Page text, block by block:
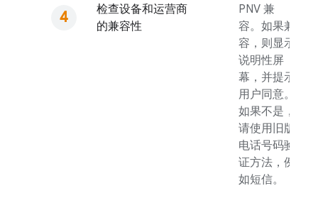
检查设备和运营商
的兼容性
PNV 兼
容。如果兼
容，则显示
说明性屏
幕，并提示
用户同意。
如果不是，
请使用旧版
电话号码验
证方法，例
如短信。